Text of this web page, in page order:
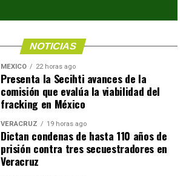
NOTICIAS
MÉXICO 22 horas ago
Presenta la Secihti avances de la
comisión que evalúa la viabilidad del
fracking en México
VERACRUZ 19 horas ago
Dictan condenas de hasta 110 años de
prisión contra tres secuestradores en
Veracruz